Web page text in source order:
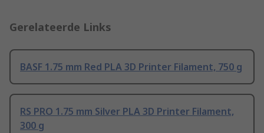
Gerelateerde Links
BASF 1.75 mm Red PLA 3D Printer Filament, 750 g
RS PRO 1.75 mm Silver PLA 3D Printer Filament,
300 g